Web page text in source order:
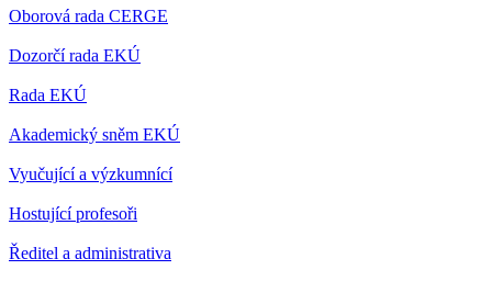
Oborová rada CERGE
Dozorčí rada EKÚ
Rada EKÚ
Akademický sněm EKÚ
Vyučující a výzkumnící
Hostující profesoři
Ředitel a administrativa